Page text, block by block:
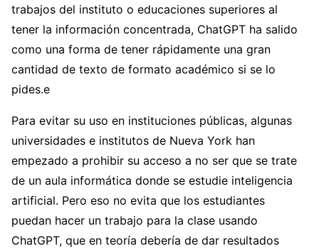
trabajos del instituto o educaciones superiores al
tener la información concentrada, ChatGPT ha salido
como una forma de tener rápidamente una gran
cantidad de texto de formato académico si se lo
pides.e
Para evitar su uso en instituciones públicas, algunas
universidades e institutos de Nueva York han
empezado a prohibir su acceso a no ser que se trate
de un aula informática donde se estudie inteligencia
artificial. Pero eso no evita que los estudiantes
puedan hacer un trabajo para la clase usando
ChatGPT, que en teoría debería de dar resultados